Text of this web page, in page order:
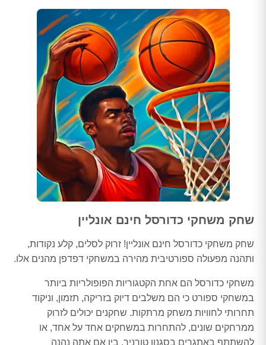
שחק משחקי כדורסל חינם אונליין
שחק משחקי כדורסל חינם אונליין! זרוק לסלים, קלע נקודות,
ותהנה מפעולה ספורטיבית מהירה במשחקי דפדפן מהנים אלו.
משחקי כדורסל הם אחת הקטגוריות הפופולריות ביותר
במשחקי ספורט כי הם משלבים דיוק בזריקה, תזמון, וניקוד
תחרותי לחוויות משחק מרתקות. שחקנים יכולים לזרוק
ממרחקים שונים, להתחרות במשחקים אחד על אחד, או
להשתתף באתגרים בסגנון טורניר. בין אם אתה נהנה